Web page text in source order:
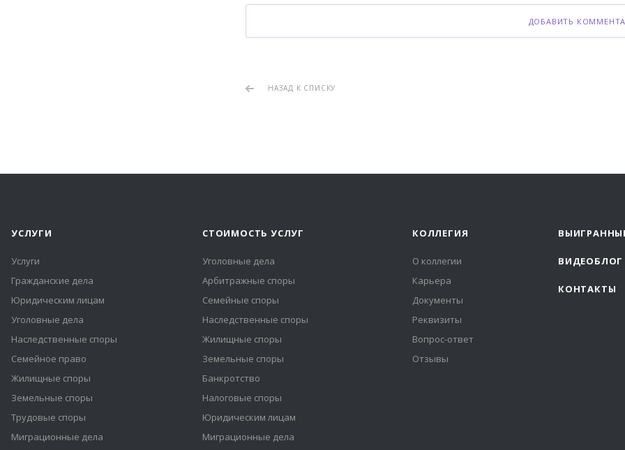
ДОБАВИТЬ
НАЗАД К СПИСКУ
УСЛУГИ
Услуги
Гражданские дела
Юридическим лицам
Уголовные дела
Наследственные споры
Семейное право
Жилищные споры
Земельные споры
Трудовые споры
Миграционные дела
СТОИМОСТЬ УСЛУГ
Уголовные дела
Арбитражные споры
Семейные споры
Наследственные споры
Жилищные споры
Земельные споры
Банкротство
Налоговые споры
Юридическим лицам
Миграционные дела
КОЛЛЕГИЯ
О коллегии
Карьера
Документы
Реквизиты
Вопрос-ответ
Отзывы
КОНТАКТЫ